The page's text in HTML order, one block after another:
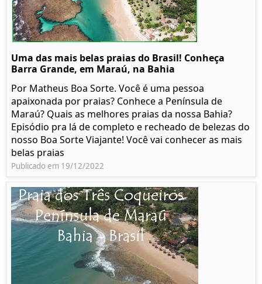
Uma das mais belas praias do Brasil! Conheça
Barra Grande, em Maraú, na Bahia
Por Matheus Boa Sorte. Você é uma pessoa
apaixonada por praias? Conhece a Península de
Maraú? Quais as melhores praias da nossa Bahia?
Episódio pra lá de completo e recheado de belezas do
nosso Boa Sorte Viajante! Você vai conhecer as mais
belas praias
Publicado em 19/12/2022